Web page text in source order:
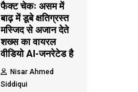
फैक्ट चेकः असम में
बाढ़ में डूबे क्षतिग्रस्त
मस्जिद से अजान देते
शख्स का वायरल
वीडियो AI-जनरेटेड है
Nisar Ahmed
Siddiqui